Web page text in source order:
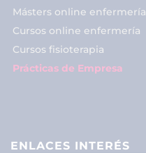
Másters online enfermería
Cursos online enfermería
Cursos fisioterapia
Prácticas de Empresa
ENLACES INTERÉS